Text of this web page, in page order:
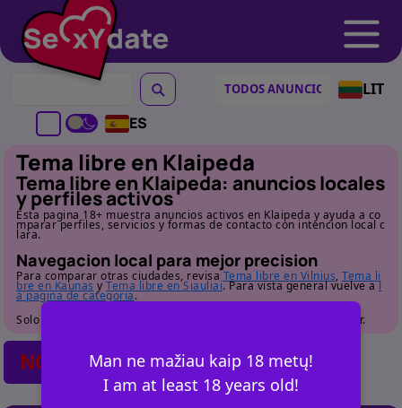
LIT
ES
Man ne mažiau kaip 18 metų!
I am at least 18 years old!
Tema libre en Klaipeda
Tema libre en Klaipeda: anuncios locales
y perfiles activos
Esta pagina 18+ muestra anuncios activos en Klaipeda y ayuda a co
mparar perfiles, servicios y formas de contacto con intencion local c
lara.
Navegacion local para mejor precision
Para comparar otras ciudades, revisaTema libre en Vilnius, Tema li
bre en Kaunas y Tema libre en Siauliai. Para vista general vuelve al
a pagina de categoria.
Solo para adultos. Revisa el perfil con detalle antes de contactar.
NO POSTS FOUND